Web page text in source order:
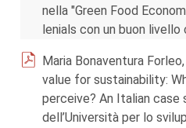
nella "Green Food
lenials con un buon livello
Maria Bonaventura
value for sustainability:
perceive? An Italian case
dell’Università per lo